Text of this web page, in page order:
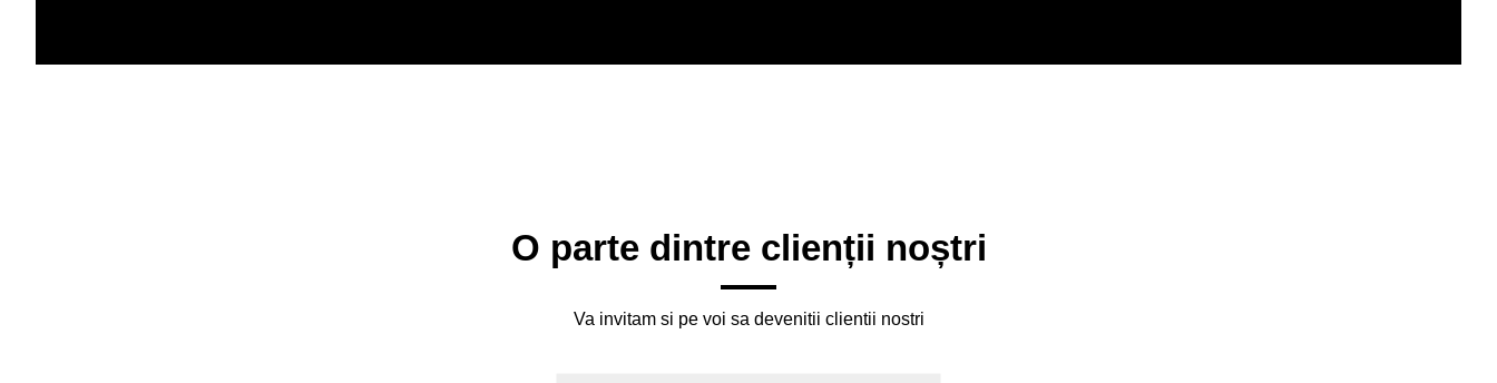
O parte dintre clienții noștri
Va invitam si pe voi sa devenitii clientii nostri